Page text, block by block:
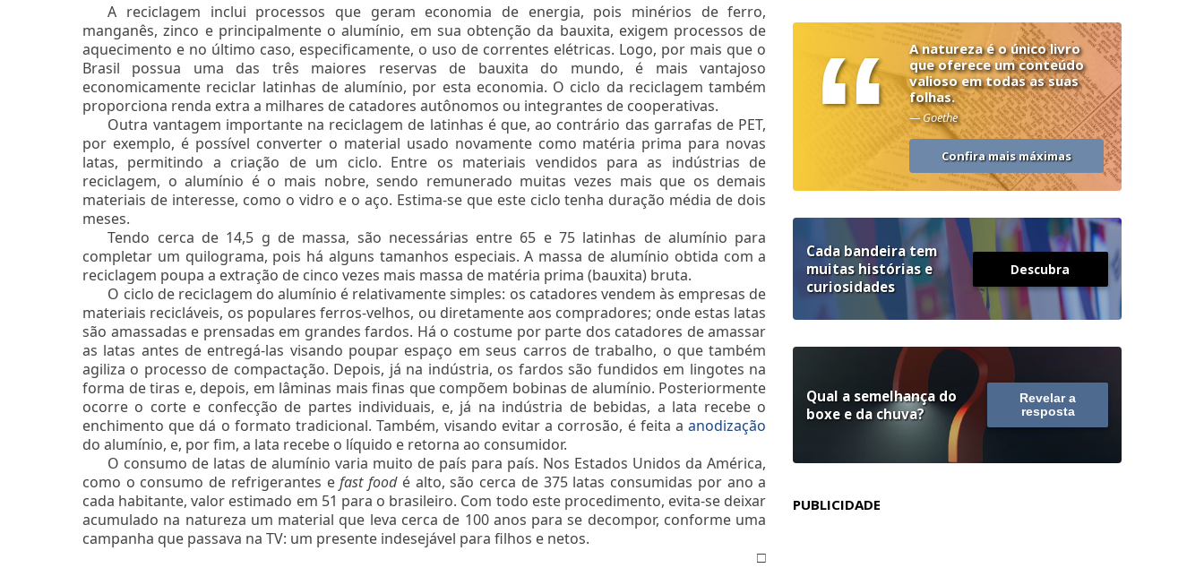
A reciclagem inclui processos que geram economia de energia, pois minérios de ferro,
manganês, zinco e principalmente o alumínio, em sua obtenção da bauxita, exigem processos de
aquecimento e no último caso, especificamente, o uso de correntes elétricas. Logo, por mais que o
Brasil possua uma das três maiores reservas de bauxita do mundo, é mais vantajoso
economicamente reciclar latinhas de alumínio, por esta economia. O ciclo da reciclagem também
proporciona renda extra a milhares de catadores autônomos ou integrantes de cooperativas.
Outra vantagem importante na reciclagem de latinhas é que, ao contrário das garrafas de PET,
por exemplo, é possível converter o material usado novamente como matéria prima para novas
latas, permitindo a criação de um ciclo. Entre os materiais vendidos para as indústrias de
reciclagem, o alumínio é o mais nobre, sendo remunerado muitas vezes mais que os demais
materiais de interesse, como o vidro e o aço. Estima-se que este ciclo tenha duração média de dois
meses.
Tendo cerca de 14,5 g de massa, são necessárias entre 65 e 75 latinhas de alumínio para
completar um quilograma, pois há alguns tamanhos especiais. A massa de alumínio obtida com a
reciclagem poupa a extração de cinco vezes mais massa de matéria prima (bauxita) bruta.
O ciclo de reciclagem do alumínio é relativamente simples: os catadores vendem às empresas de
materiais recicláveis, os populares ferros-velhos, ou diretamente aos compradores; onde estas latas
são amassadas e prensadas em grandes fardos. Há o costume por parte dos catadores de amassar
as latas antes de entregá-las visando poupar espaço em seus carros de trabalho, o que também
agiliza o processo de compactação. Depois, já na indústria, os fardos são fundidos em lingotes na
forma de tiras e, depois, em lâminas mais finas que compõem bobinas de alumínio. Posteriormente
ocorre o corte e confecção de partes individuais, e, já na indústria de bebidas, a lata recebe o
enchimento que dá o formato tradicional. Também, visando evitar a corrosão, é feita aanodização
do alumínio, e, por fim, a lata recebe o líquido e retorna ao consumidor.
O consumo de latas de alumínio varia muito de país para país. Nos Estados Unidos da América,
como o consumo de refrigerantes efast foodé alto, são cerca de 375 latas consumidas por ano a
cada habitante, valor estimado em 51 para o brasileiro. Com todo este procedimento, evita-se deixar
acumulado na natureza um material que leva cerca de 100 anos para se decompor, conforme uma
campanha que passava na TV: um presente indesejável para filhos e netos.
□
“
A natureza é o único livro
que oferece um conteúdo
valioso em todas as suas
folhas.
— Goethe
Confira mais máximas
Cada bandeira tem
muitas histórias e
curiosidades
Descubra
Qual a semelhança do
boxe e da chuva?
Revelar a
resposta
PUBLICIDADE